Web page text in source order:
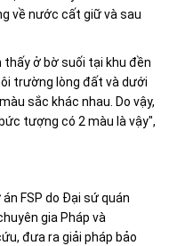
về nước cất giữ và sau
ở bờ suối tại khu đền
trường lòng đất và dưới
sắc khác nhau. Do vậy,
tượng có 2 màu là vậy",
FSP do Đại sứ quán
gia Pháp và
đưa ra giải pháp bảo